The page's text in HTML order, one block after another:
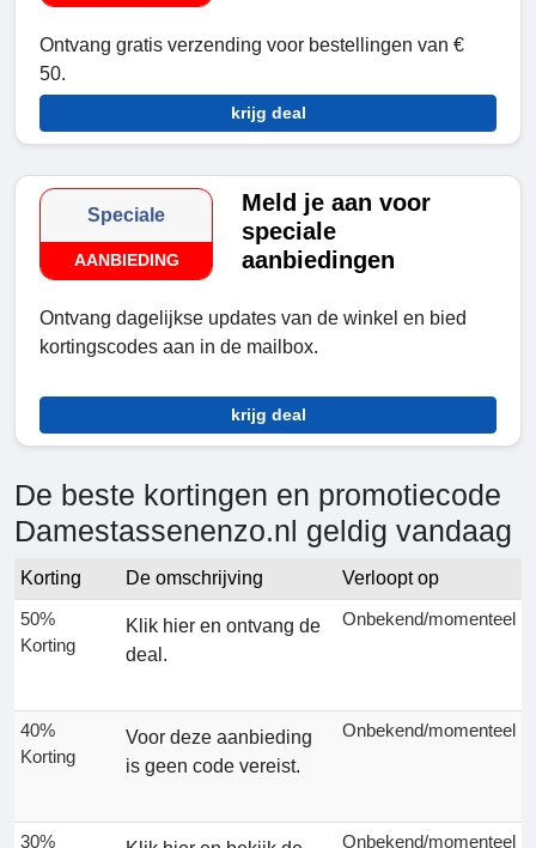
Ontvang gratis verzending voor bestellingen van €
50.
krijg deal
Speciale
AANBIEDING
Meld je aan voor
speciale
aanbiedingen
Ontvang dagelijkse updates van de winkel en bied
kortingscodes aan in de mailbox.
krijg deal
De beste kortingen en promotiecode
Damestassenenzo.nl geldig vandaag
Korting De omschrijving
Verloopt op
50%
Korting
Klik hier en ontvang de
deal.
Onbekend/momenteel
40%
Korting
Voor deze aanbieding
is geen code vereist.
Onbekend/momenteel
30% Onbekend/momenteel